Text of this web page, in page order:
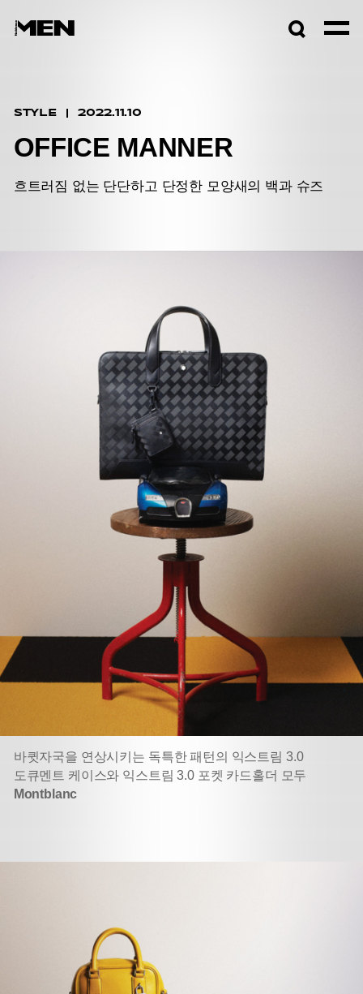
STYLE 2022.11.10
OFFICE MANNER
흐트러짐 없는 단단하고 단정한 모양새의 백과 슈즈
바큇자국을 연상시키는 독특한 패턴의 익스트림 3.0
도큐멘트 케이스와 익스트림 3.0 포켓 카드홀더 모두
Montblanc